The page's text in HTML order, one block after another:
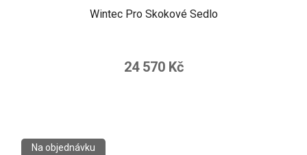
Wintec Pro Skokové Sedlo
24 570 Kč
Na objednávku